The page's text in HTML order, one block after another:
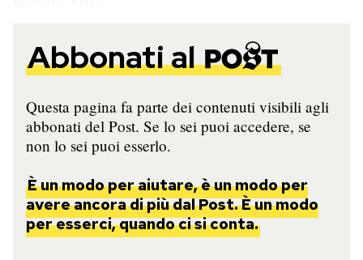
Abbonati al
Questa pagina fa parte dei contenuti visibili agli
abbonati del Post. Se lo sei puoi accedere, se
non lo sei puoi esserlo.
È un modo per aiutare, è un modo per
avere ancora di più dal Post. È un modo
per esserci, quando ci si conta.